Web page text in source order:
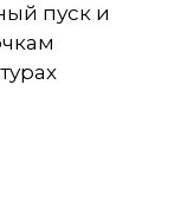
пуск и